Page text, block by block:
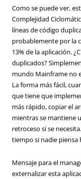
Como se puede ver,
Complejidad
líneas de código
probablemente por la
13% de la aplicación.
duplicados?
mundo Mainframe no
La forma más fácil,
que tiene que
más rápido, copiar el
mientras se mantiene
retroceso si se
tiempo si nadie piensa
Mensaje para el
externalizar esta